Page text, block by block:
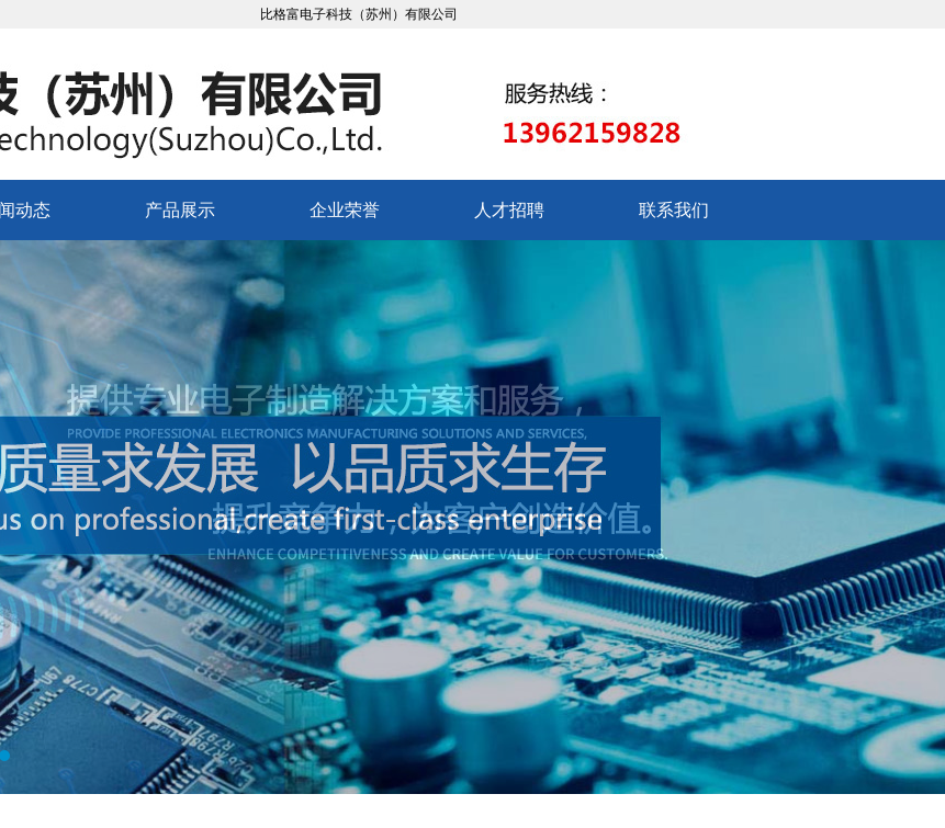
比格富电子科技（苏州）有限公司
动态 产品展示 企业荣誉 人才招聘 联系我们